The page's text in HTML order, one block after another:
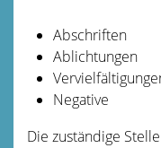
Abschriften
Ablichtungen
Negative
Die zuständige